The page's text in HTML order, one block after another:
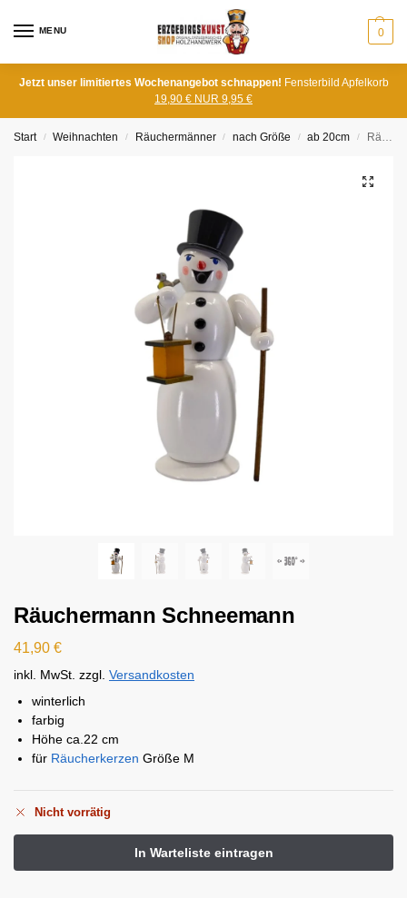
MENU 0
Jetzt unser limitiertes Wochenangebot schnappen! Fensterbild Apfelkorb
19,90 € NUR 9,95 €
Start / Weihnachten / Räuchermänner / nach Größe / ab 20cm / Räuchermann Schneemann
Räuchermann Schneemann
41,90 €
inkl. MwSt. zzgl. Versandkosten
winterlich
farbig
Höhe ca.22 cm
für Räucherkerzen Größe M
Nicht vorrätig